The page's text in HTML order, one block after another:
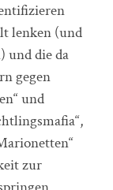
lenken (und
und die da
gegen
und
zur